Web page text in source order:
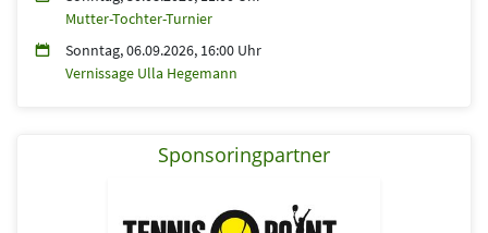
Mutter-Tochter-Turnier
Sonntag, 06.09.2026, 16:00 Uhr
Vernissage Ulla Hegemann
Sponsoringpartner